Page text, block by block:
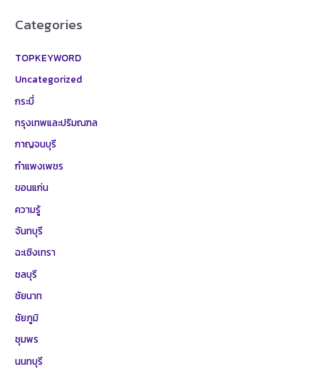
Categories
TOPKEYWORD
Uncategorized
กระบี่
กรุงเทพและปริมณฑล
กาญจนบุรี
กำแพงเพชร
ขอนแก่น
ความรู้
จันทบุรี
ฉะเชิงเทรา
ชลบุรี
ชัยนาท
ชัยภูมิ
ชุมพร
นนทบุรี